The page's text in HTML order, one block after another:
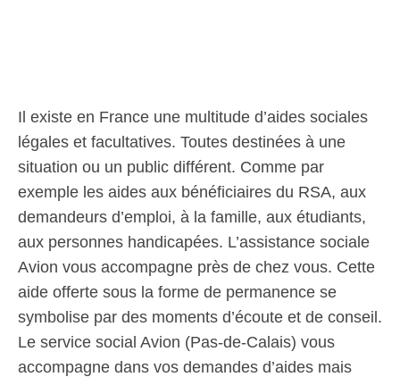
Il existe en France une multitude d’aides sociales
légales et facultatives. Toutes destinées à une
situation ou un public différent. Comme par
exemple les aides aux bénéficiaires du RSA, aux
demandeurs d’emploi, à la famille, aux étudiants,
aux personnes handicapées. L’assistance sociale
Avion vous accompagne près de chez vous. Cette
aide offerte sous la forme de permanence se
symbolise par des moments d’écoute et de conseil.
Le service social Avion (Pas-de-Calais) vous
accompagne dans vos demandes d’aides mais